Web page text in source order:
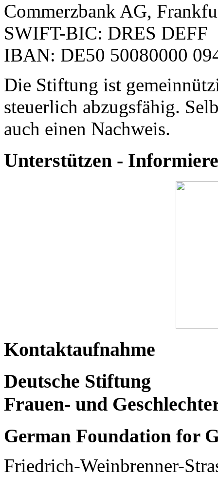
Commerzbank AG,
SWIFT-BIC: DRES DEFF
IBAN: DE50 50080000
Die Stiftung ist
steuerlich abzugsfähig.
auch einen Nachweis.
Unterstützen -
Kontaktaufnahme
Deutsche Stiftung
Frauen- und
German Foundation for
Friedrich-Weinbrenner-